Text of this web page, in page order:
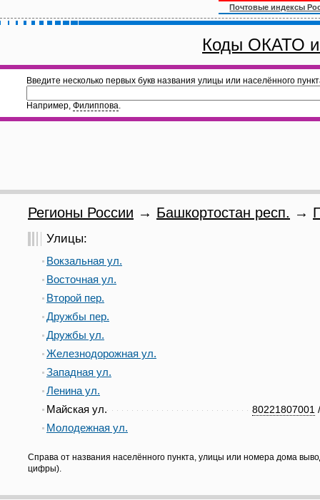
Почтовые индексы
Коды ОКАТО
Введите несколько первых букв названия улицы или населённого
Например, Филиппова.
Регионы России → Башкортостан респ. →
Улицы:
Вокзальная ул.
Восточная ул.
Второй пер.
Дружбы пер.
Дружбы ул.
Железнодорожная ул.
Западная ул.
Ленина ул.
80221807001
Майская ул.
Молодежная ул.
Справа от названия населённого пункта, улицы или номера дома
цифры).